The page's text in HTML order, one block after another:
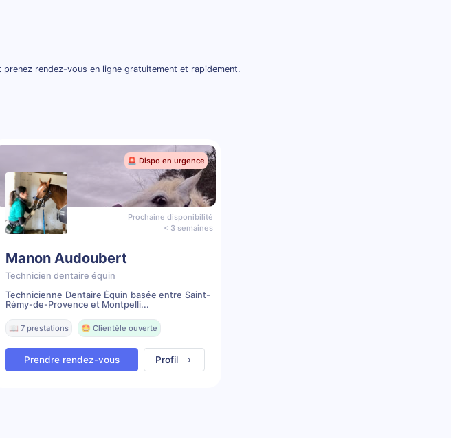
rendez-vous en ligne gratuitement et rapidement.
🚨 Dispo en urgence
Prochaine disponibilité
< 3 semaines
Manon Audoubert
Technicien dentaire équin
Technicienne Dentaire Équin basée entre Saint-
Rémy-de-Provence et Montpelli...
📖 7 prestations 🤩 Clientèle ouverte
Prendre rendez-vous Profil